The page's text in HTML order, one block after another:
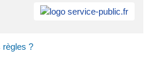
règles ?